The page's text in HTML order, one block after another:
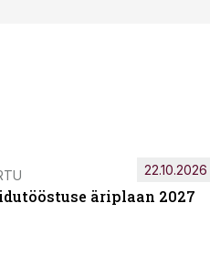
äriplaan 2027
22.10.2026